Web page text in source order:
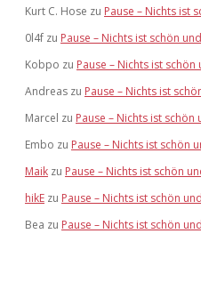
Kurt C. Hose zu Pause – Nichts ist
0l4f zu Pause – Nichts ist schön
Kobpo zu Pause – Nichts ist
Andreas zu Pause – Nichts ist
Marcel zu Pause – Nichts ist schön
Embo zu Pause – Nichts ist schön
Maik zu Pause – Nichts ist schön
hikE zu Pause – Nichts ist schön
Bea zu Pause – Nichts ist schön